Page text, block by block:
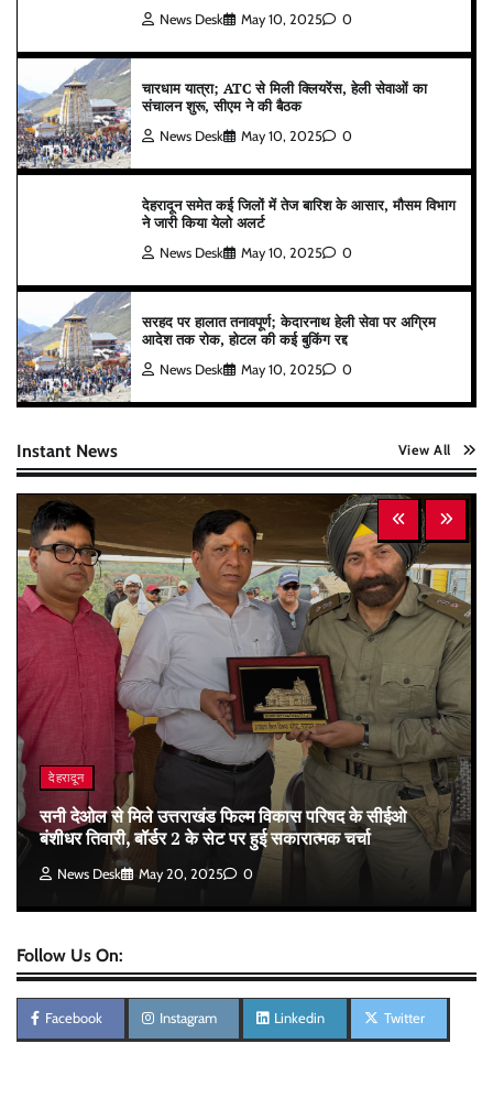
News Desk May 10, 2025 0
चारधाम यात्रा; ATC से मिली क्लियरेंस, हेली सेवाओं का
संचालन शुरू, सीएम ने की बैठक
News Desk May 10, 2025 0
देहरादून समेत कई जिलों में तेज बारिश के आसार, मौसम विभाग
ने जारी किया येलो अलर्ट
News Desk May 10, 2025 0
सरहद पर हालात तनावपूर्ण; केदारनाथ हेली सेवा पर अग्रिम
आदेश तक रोक, होटल की कई बुकिंग रद्द
News Desk May 10, 2025 0
Instant News View All
देहरादून
सनी देओल से मिले उत्तराखंड फिल्म विकास परिषद के सीईओ
बंशीधर तिवारी, बॉर्डर 2 के सेट पर हुई सकारात्मक चर्चा
News Desk May 20, 2025 0
Follow Us On:
Facebook Instagram Linkedin Twitter